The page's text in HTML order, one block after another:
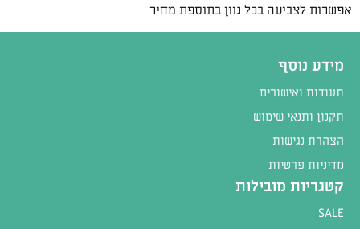
אפשרות לצביעה בכל גוון בתוספת מחיר
מידע נוסף
תעודות ואישורים
תקנון ותנאי שימוש
הצהרת נגישות
מדיניות פרטיות
קטגריות מובילות
SALE